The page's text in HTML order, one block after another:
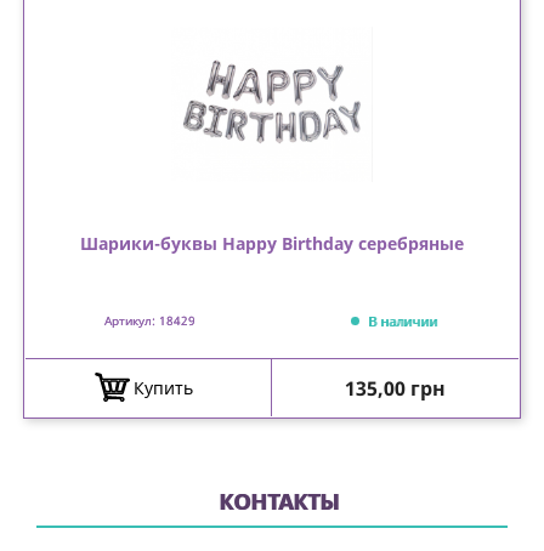
Шарики-буквы Happy Birthday серебряные
Артикул: 18429 В наличии
Купить Цена
135,00 грн
КОНТАКТЫ